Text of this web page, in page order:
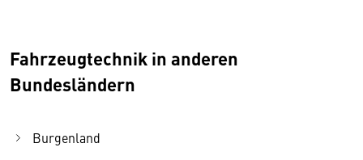
Fahrzeugtechnik in anderen
Bundesländern
Burgenland